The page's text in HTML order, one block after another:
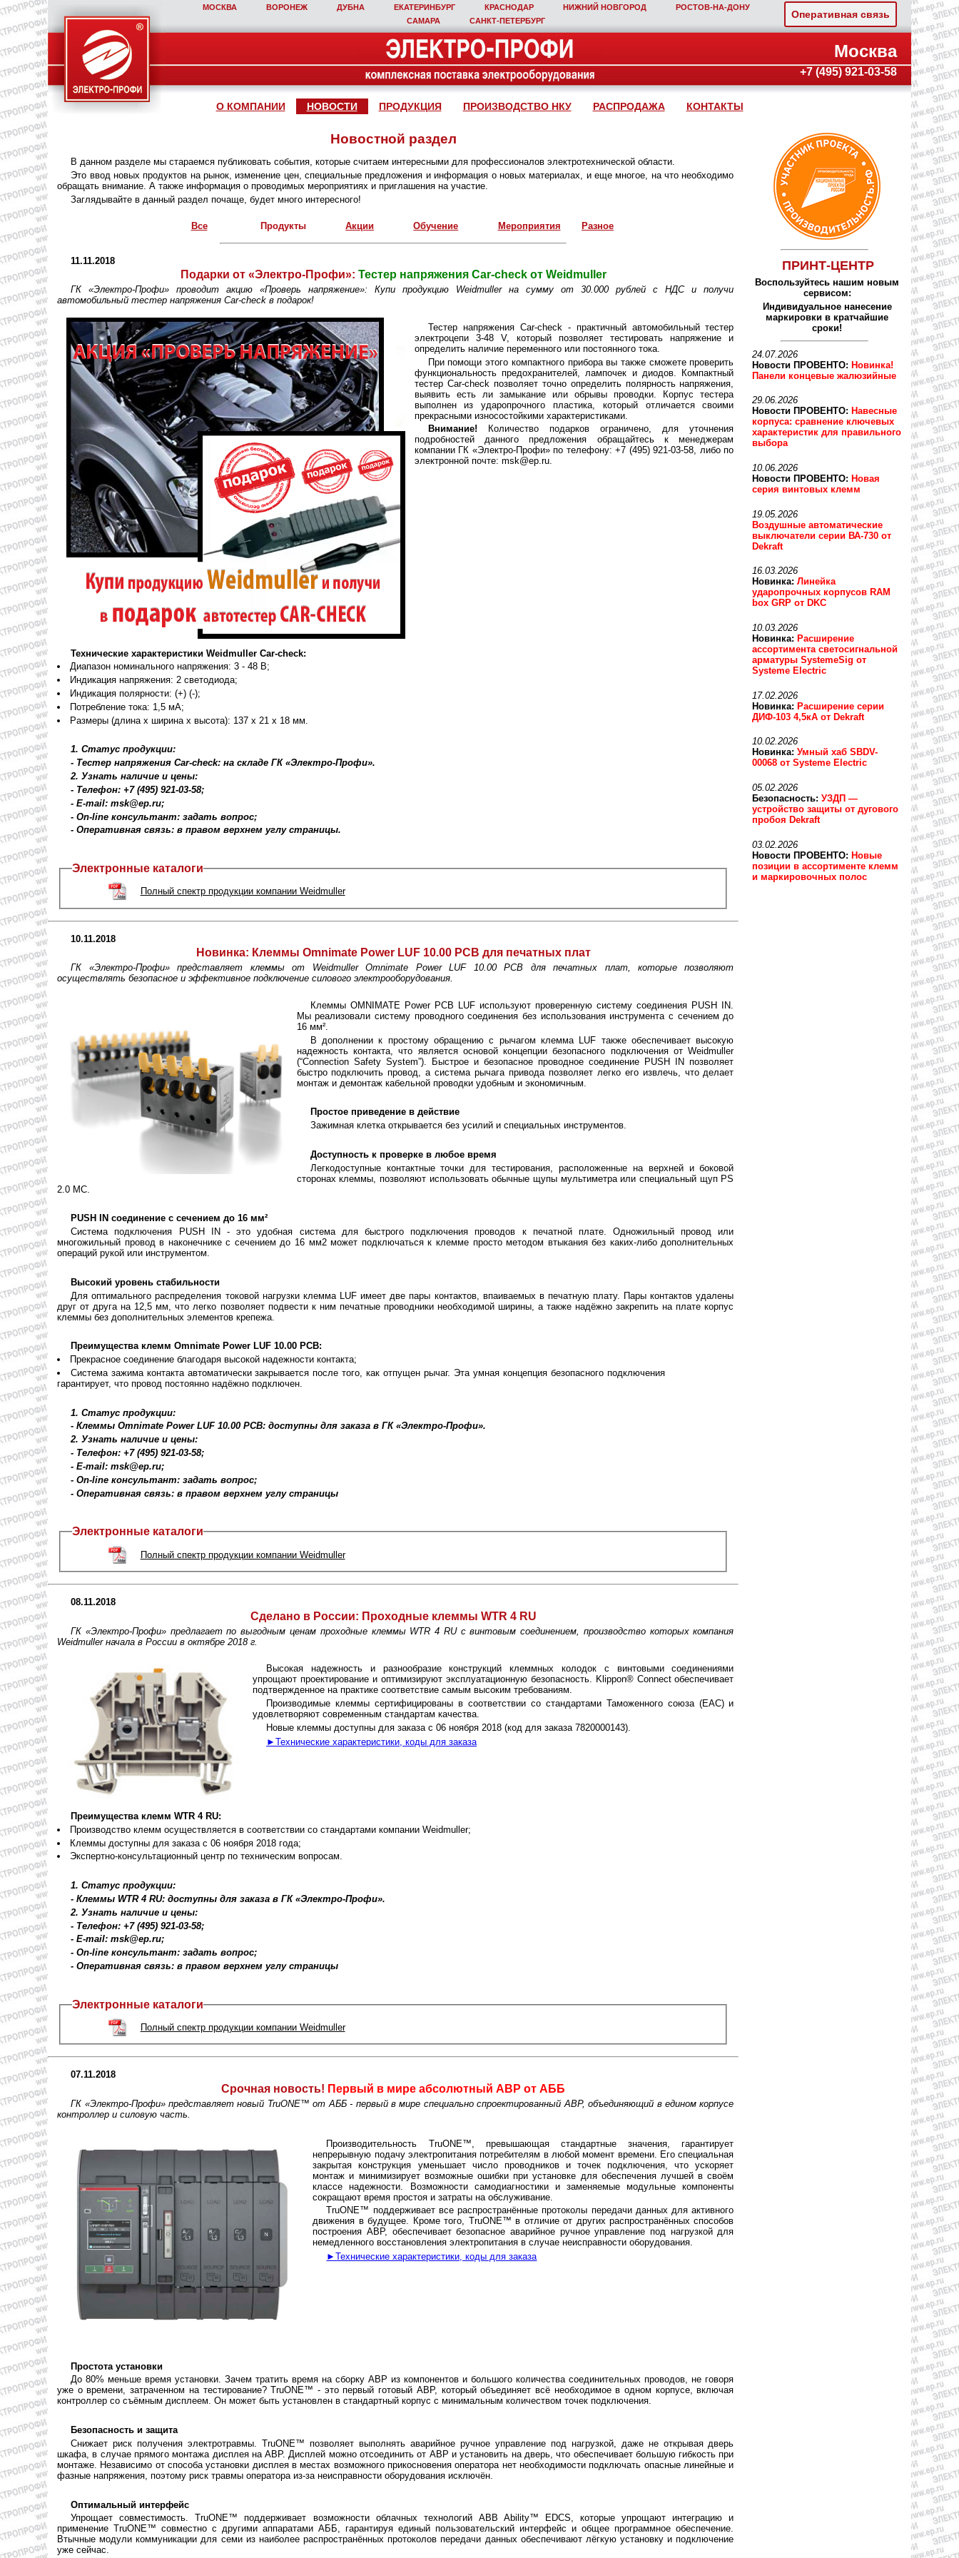
МОСКВА ВОРОНЕЖ ДУБНА ЕКАТЕРИНБУРГ КРАСНОДАР НИЖНИЙ НОВГОРОД
РОСТОВ‑НА‑ДОНУ
САМАРА
САНКТ‑ПЕТЕРБУРГ
Оперативная связь
Москва
+7 (495) 921-03-58
О КОМПАНИИ НОВОСТИ ПРОДУКЦИЯ ПРОИЗВОДСТВО НКУ РАСПРОДАЖА КОНТАКТЫ
Новостной раздел
В данном разделе мы стараемся публиковать события, которые считаем интересными для профессионалов электротехнической области.
Это ввод новых продуктов на рынок, изменение цен, специальные предложения и информация о новых материалах, и еще многое, на что необходимо
обращать внимание. А также информация о проводимых мероприятиях и приглашения на участие.
Заглядывайте в данный раздел почаще, будет много интересного!
Все Продукты Акции Обучение Мероприятия Разное
11.11.2018
Подарки от «Электро-Профи»: Тестер напряжения Car-check от Weidmuller
ГК «Электро-Профи» проводит акцию «Проверь напряжение»: Купи продукцию Weidmuller на сумму от 30.000 рублей с НДС и получи
автомобильный тестер напряжения Car-check в подарок!
Тестер напряжения Car-check - практичный автомобильный тестер
электроцепи 3-48 V, который позволяет тестировать напряжение и
определить наличие переменного или постоянного тока.
При помощи этого компактного прибора вы также сможете проверить
функциональность предохранителей, лампочек и диодов. Компактный
тестер Car-check позволяет точно определить полярность напряжения,
выявить есть ли замыкание или обрывы проводки. Корпус тестера
выполнен из ударопрочного пластика, который отличается своими
прекрасными износостойкими характеристиками.
Внимание! Количество подарков ограничено, для уточнения
подробностей данного предложения обращайтесь к менеджерам
компании ГК «Электро-Профи» по телефону: +7 (495) 921-03-58, либо по
электронной почте: msk@ep.ru.
Технические характеристики Weidmuller Car-check:
Диапазон номинального напряжения: 3 - 48 В;
Индикация напряжения: 2 светодиода;
Индикация полярности: (+) (-);
Потребление тока: 1,5 мА;
Размеры (длина х ширина х высота): 137 x 21 x 18 мм.
1. Статус продукции:
- Тестер напряжения Car-check: на складе ГК «Электро-Профи».
2. Узнать наличие и цены:
- Телефон: +7 (495) 921-03-58;
- E-mail: msk@ep.ru;
- On-line консультант: задать вопрос;
- Оперативная связь: в правом верхнем углу страницы.
Электронные каталоги
Полный спектр продукции компании Weidmuller
10.11.2018
Новинка: Клеммы Omnimate Power LUF 10.00 PCB для печатных плат
ГК «Электро-Профи» представляет клеммы от Weidmuller Omnimate Power LUF 10.00 PCB для печатных плат, которые позволяют
осуществлять безопасное и эффективное подключение силового электрооборудования.
Клеммы OMNIMATE Power PCB LUF используют проверенную систему соединения PUSH IN.
Мы реализовали систему проводного соединения без использования инструмента с сечением до
16 мм².
В дополнении к простому обращению с рычагом клемма LUF также обеспечивает высокую
надежность контакта, что является основой концепции безопасного подключения от Weidmuller
(“Connection Safety System”). Быстрое и безопасное проводное соединение PUSH IN позволяет
быстро подключить провод, а система рычага привода позволяет легко его извлечь, что делает
монтаж и демонтаж кабельной проводки удобным и экономичным.
Простое приведение в действие
Зажимная клетка открывается без усилий и специальных инструментов.
Доступность к проверке в любое время
Легкодоступные контактные точки для тестирования, расположенные на верхней и боковой
сторонах клеммы, позволяют использовать обычные щупы мультиметра или специальный щуп PS
2.0 MC.
PUSH IN соединение с сечением до 16 мм²
Система подключения PUSH IN - это удобная система для быстрого подключения проводов к печатной плате. Одножильный провод или
многожильный провод в наконечнике с сечением до 16 мм2 может подключаться к клемме просто методом втыкания без каких-либо дополнительных
операций рукой или инструментом.
Высокий уровень стабильности
Для оптимального распределения токовой нагрузки клемма LUF имеет две пары контактов, впаиваемых в печатную плату. Пары контактов удалены
друг от друга на 12,5 мм, что легко позволяет подвести к ним печатные проводники необходимой ширины, а также надёжно закрепить на плате корпус
клеммы без дополнительных элементов крепежа.
Преимущества клемм Omnimate Power LUF 10.00 PCB:
Прекрасное соединение благодаря высокой надежности контакта;
Система зажима контакта автоматически закрывается после того, как отпущен рычаг. Эта умная концепция безопасного подключения
гарантирует, что провод постоянно надёжно подключен.
1. Статус продукции:
- Клеммы Omnimate Power LUF 10.00 PCB: доступны для заказа в ГК «Электро-Профи».
2. Узнать наличие и цены:
- Телефон: +7 (495) 921-03-58;
- E-mail: msk@ep.ru;
- On-line консультант: задать вопрос;
- Оперативная связь: в правом верхнем углу страницы
Электронные каталоги
Полный спектр продукции компании Weidmuller
08.11.2018
Сделано в России: Проходные клеммы WTR 4 RU
ГК «Электро-Профи» предлагает по выгодным ценам проходные клеммы WTR 4 RU c винтовым соединением, производство которых компания
Weidmuller начала в России в октябре 2018 г.
Высокая надежность и разнообразие конструкций клеммных колодок с винтовыми соединениями
упрощают проектирование и оптимизируют эксплуатационную безопасность. Klippon® Connect обеспечивает
подтвержденное на практике соответствие самым высоким требованиям.
Производимые клеммы сертифицированы в соответствии со стандартами Таможенного союза (ЕАС) и
удовлетворяют современным стандартам качества.
Новые клеммы доступны для заказа с 06 ноября 2018 (код для заказа 7820000143).
►Технические характеристики, коды для заказа
Преимущества клемм WTR 4 RU:
Производство клемм осуществляется в соответствии со стандартами компании Weidmuller;
Клеммы доступны для заказа с 06 ноября 2018 года;
Экспертно-консультационный центр по техническим вопросам.
1. Статус продукции:
- Клеммы WTR 4 RU: доступны для заказа в ГК «Электро-Профи».
2. Узнать наличие и цены:
- Телефон: +7 (495) 921-03-58;
- E-mail: msk@ep.ru;
- On-line консультант: задать вопрос;
- Оперативная связь: в правом верхнем углу страницы
Электронные каталоги
Полный спектр продукции компании Weidmuller
07.11.2018
Срочная новость! Первый в мире абсолютный АВР от АББ
ГК «Электро-Профи» представляет новый TruONE™ от АББ - первый в мире специально спроектированный АВР, объединяющий в едином корпусе
контроллер и силовую часть.
Производительность TruONE™, превышающая стандартные значения, гарантирует
непрерывную подачу электропитания потребителям в любой момент времени. Его специальная
закрытая конструкция уменьшает число проводников и точек подключения, что ускоряет
монтаж и минимизирует возможные ошибки при установке для обеспечения лучшей в своём
классе надежности. Возможности самодиагностики и заменяемые модульные компоненты
сокращают время простоя и затраты на обслуживание.
TruONE™ поддерживает все распространённые протоколы передачи данных для активного
движения в будущее. Кроме того, TruONE™ в отличие от других распространённых способов
построения АВР, обеспечивает безопасное аварийное ручное управление под нагрузкой для
немедленного восстановления электропитания в случае неисправности оборудования.
►Технические характеристики, коды для заказа
Простота установки
До 80% меньше время установки. Зачем тратить время на сборку АВР из компонентов и большого количества соединительных проводов, не говоря
уже о времени, затраченном на тестирование? TruONE™ - это первый готовый АВР, который объединяет всё необходимое в одном корпусе, включая
контроллер со съёмным дисплеем. Он может быть установлен в стандартный корпус с минимальным количеством точек подключения.
Безопасность и защита
Снижает риск получения электротравмы. TruONE™ позволяет выполнять аварийное ручное управление под нагрузкой, даже не открывая дверь
шкафа, в случае прямого монтажа дисплея на АВР. Дисплей можно отсоединить от АВР и установить на дверь, что обеспечивает большую гибкость при
монтаже. Независимо от способа установки дисплея в местах возможного прикосновения оператора нет необходимости подключать опасные линейные и
фазные напряжения, поэтому риск травмы оператора из-за неисправности оборудования исключён.
Оптимальный интерфейс
Упрощает совместимость. TruONE™ поддерживает возможности облачных технологий ABB Ability™ EDCS, которые упрощают интеграцию и
применение TruONE™ совместно с другими аппаратами АББ, гарантируя единый пользовательский интерфейс и общее программное обеспечение.
Втычные модули коммуникации для семи из наиболее распространённых протоколов передачи данных обеспечивают лёгкую установку и подключение
уже сейчас.
ПРИНТ-ЦЕНТР
Воспользуйтесь нашим новым
сервисом:
Индивидуальное нанесение
маркировки в кратчайшие
сроки!
24.07.2026
Новости ПРОВЕНТО: Новинка!
Панели концевые жалюзийные
29.06.2026
Новости ПРОВЕНТО: Навесные
корпуса: сравнение ключевых
характеристик для правильного
выбора
10.06.2026
Новости ПРОВЕНТО: Новая
серия винтовых клемм
19.05.2026
Воздушные автоматические
выключатели серии ВА-730 от
Dekraft
16.03.2026
Новинка: Линейка
ударопрочных корпусов RAM
box GRP от DKC
10.03.2026
Новинка: Расширение
ассортимента светосигнальной
арматуры SystemeSig от
Systeme Electric
17.02.2026
Новинка: Расширение серии
ДИФ-103 4,5кА от Dekraft
10.02.2026
Новинка: Умный хаб SBDV-
00068 от Systeme Electric
05.02.2026
Безопасность: УЗДП —
устройство защиты от дугового
пробоя Dekraft
03.02.2026
Новости ПРОВЕНТО: Новые
позиции в ассортименте клемм
и маркировочных полос